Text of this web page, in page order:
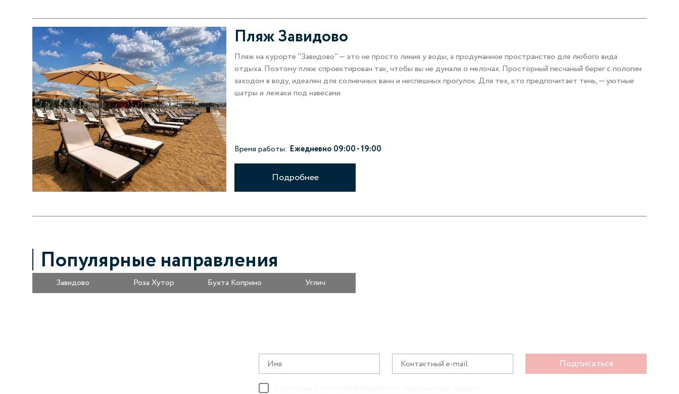
Пляж Завидово
Пляж на курорте "Завидово" — это не просто линия у воды, а продуманное пространство для любого вида
отдыха. Поэтому пляж спроектирован так, чтобы вы не думали о мелочах. Просторный песчаный берег с пологим
заходом в воду, идеален для солнечных ванн и неспешных прогулок. Для тех, кто предпочитает тень, — уютные
шатры и лежаки под навесами.
Время работы: Ежедневно 09:00 - 19:00
Подробнее
Популярные направления
Завидово Роза Хутор Бухта Коприно Углич
Подписаться